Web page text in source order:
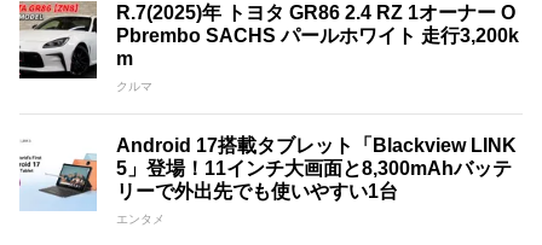
R.7(2025)年 トヨタ GR86 2.4 RZ 1オーナー O
Pbrembo SACHS パールホワイト 走行3,200k
m
クルマ
Android 17搭載タブレット「Blackview LINK
5」登場！11インチ大画面と8,300mAhバッテ
リーで外出先でも使いやすい1台
エンタメ